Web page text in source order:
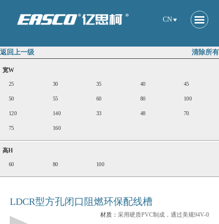
CN
清除所有
返回上一级
宽W
25 30 35 40 45
50 55 60 80 100
120 140 33 48 70
75 160
高H
60 80 100
LDCR型方孔闭口阻燃环保配线槽
材质： 采用硬质PVC制成，通过美规94V-0